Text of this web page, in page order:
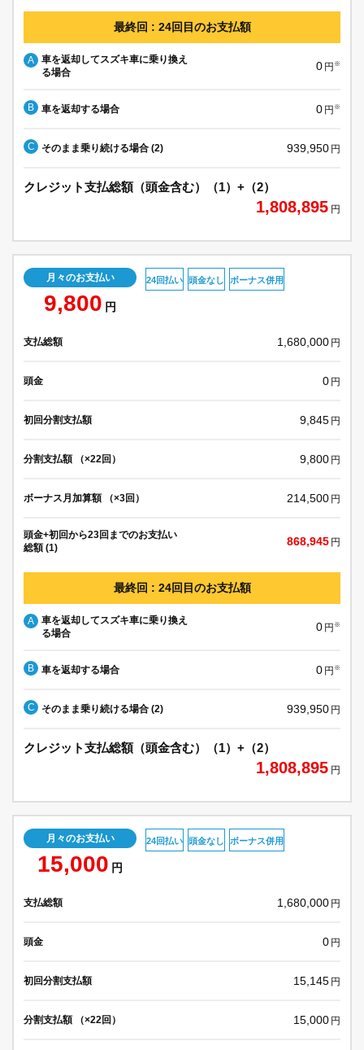
最終回 : 24回目のお支払額
A
車を返却してスズキ車に乗り換え
る場合
0 円 ※
B 車を返却する場合 0 円 ※
C そのまま乗り続ける場合 (2) 939,950 円
クレジット支払総額（頭金含む）（1）+（2）
1,808,895 円
月々のお支払い
9,800 円
24回払い 頭金なし ボーナス併用
支払総額 1,680,000 円
頭金 0 円
初回分割支払額 9,845 円
分割支払額 （×22回） 9,800 円
ボーナス月加算額 （×3回） 214,500 円
頭金+初回から23回までのお支払い
総額 (1)
868,945 円
最終回 : 24回目のお支払額
A
車を返却してスズキ車に乗り換え
る場合
0 円 ※
B 車を返却する場合 0 円 ※
C そのまま乗り続ける場合 (2) 939,950 円
クレジット支払総額（頭金含む）（1）+（2）
1,808,895 円
月々のお支払い
15,000 円
24回払い 頭金なし ボーナス併用
支払総額 1,680,000 円
頭金 0 円
初回分割支払額 15,145 円
分割支払額 （×22回） 15,000 円